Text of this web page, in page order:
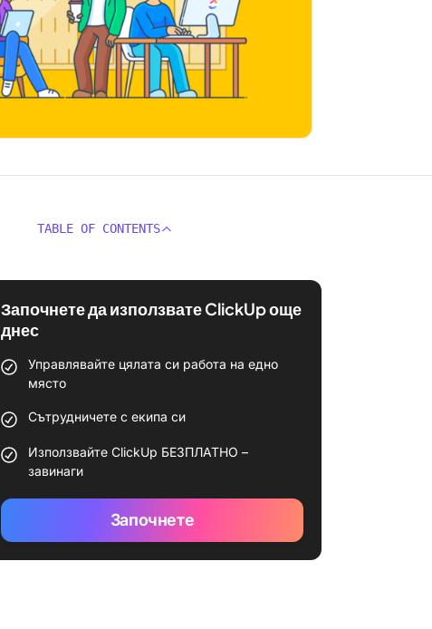
TABLE OF CONTENTS
Започнете да използвате ClickUp още
днес
Управлявайте цялата си работа на едно
място
Сътрудничете с екипа си
Използвайте ClickUp БЕЗПЛАТНО –
завинаги
Започнете